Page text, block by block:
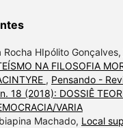
Rocha HIpólito Gonçalves,
NA FILOSOFIA
, Pensando -
18 (2018): DOSSIÊ
VARIA
Machado, Local